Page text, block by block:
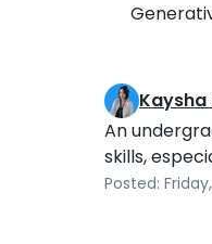
Keranjang Saya
An
skills,
Posted: